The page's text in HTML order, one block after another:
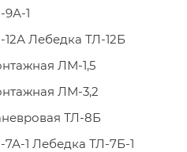
1
Лебедка ТЛ-12Б
ЛМ-1,5
ЛМ-3,2
ТЛ-8Б
1 Лебедка ТЛ-7Б-1